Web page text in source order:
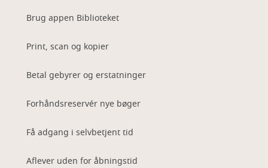
Brug appen Biblioteket
Print, scan og kopier
Betal gebyrer og erstatninger
Forhåndsreservér nye bøger
Få adgang i selvbetjent tid
Aflever uden for åbningstid